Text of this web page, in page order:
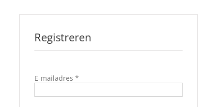
Mijn Account
NL
Registreren
E-mailadres *